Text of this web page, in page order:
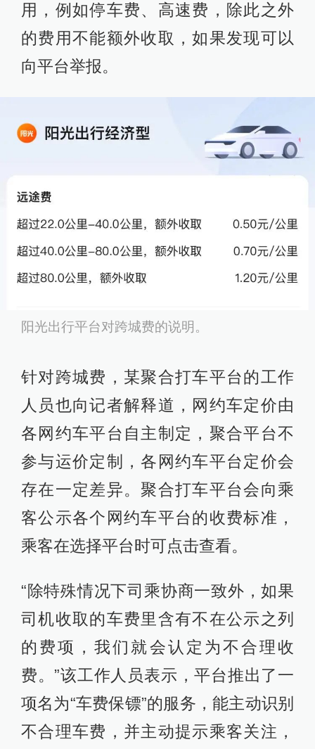
用，例如停车费、高速费，除此之外
的费用不能额外收取，如果发现可以
向平台举报。
阳光出行平台对跨城费的说明。
针对跨城费，某聚合打车平台的工作
人员也向记者解释道，网约车定价由
各网约车平台自主制定，聚合平台不
参与运价定制，各网约车平台定价会
存在一定差异。聚合打车平台会向乘
客公示各个网约车平台的收费标准，
乘客在选择平台时可点击查看。
“除特殊情况下司乘协商一致外，如果
司机收取的车费里含有不在公示之列
的费项，我们就会认定为不合理收
费。”该工作人员表示，平台推出了一
项名为“车费保镖”的服务，能主动识别
不合理车费，并主动提示乘客关注，